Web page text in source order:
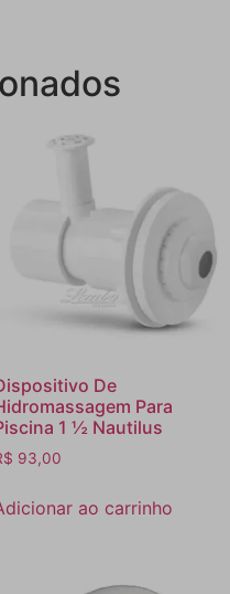
De
Para
1 ½ Nautilus
93,00
ao carrinho